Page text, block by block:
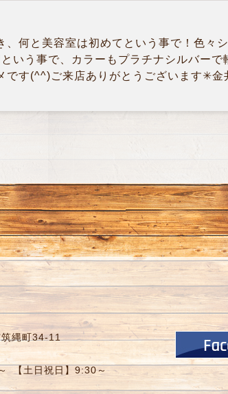
、何と美容室は初めてという事で！色々
いう事で、カラーもプラチナシルバー
です(^^)ご来店ありがとうございます✳︎金
縄町34-11
【土日祝日】9:30～